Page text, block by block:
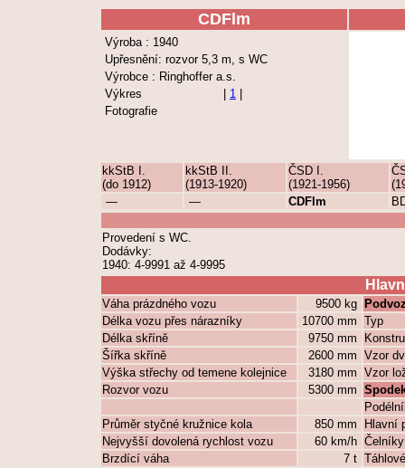
CDFlm
Výroba : 1940
Upřesnění: rozvor 5,3 m, s WC
Výrobce : Ringhoffer a.s.
Výkres
1
Fotografie
kkStB I.
(do 1912)
kkStB II.
(1913-1920)
ČSD I.
(1921-1956)
—
— CDFlm
Provedení s WC.
Dodávky:
1940: 4-9991 až 4-9995
Váha prázdného vozu 9500 kg
Délka vozu přes nárazníky
10700 mm Typ
Délka skříně
9750 mm
Šířka skříně
2600 mm Vzor
Výška střechy od temene kolejnice
3180 mm Vzor
Rozvor vozu
5300 mm
Průměr styčné kružnice kola
850 mm
Hlavní
Nejvyšší dovolená rychlost vozu
60 km/h Čelníky
Brzdící váha
7 t